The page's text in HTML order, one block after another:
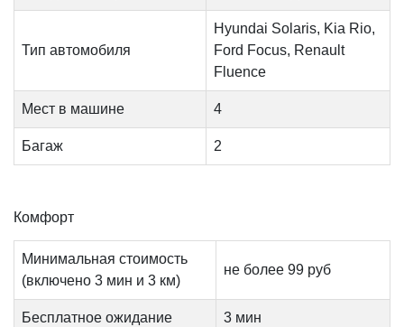
Тип автомобиля
Hyundai Solaris, Kia Rio,
Ford Focus, Renault
Fluence
Мест в машине 4
Багаж 2
Комфорт
Минимальная стоимость
(включено 3 мин и 3 км)
не более 99 руб
Бесплатное ожидание 3 мин